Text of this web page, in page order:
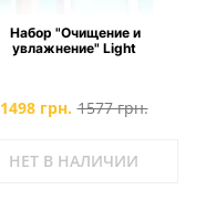
Набор "Очищение и
увлажнение" Light
1498 грн. 1577 грн.
НЕТ В НАЛИЧИИ